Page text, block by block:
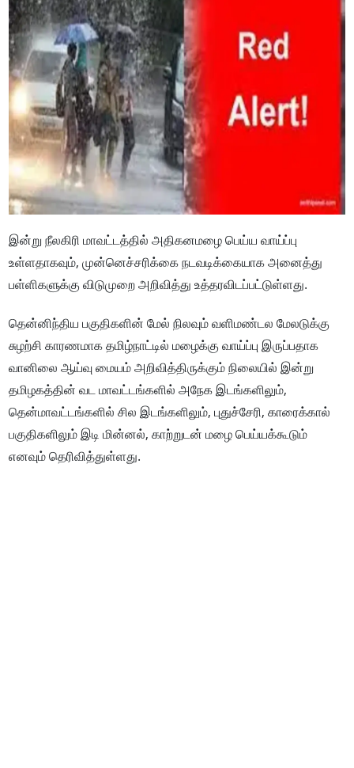
இன்று நீலகிரி மாவட்டத்தில் அதிகனமழை பெய்ய வாய்ப்பு
உள்ளதாகவும், முன்னெச்சரிக்கை நடவடிக்கையாக அனைத்து
பள்ளிகளுக்கு விடுமுறை அறிவித்து உத்தரவிடப்பட்டுள்ளது.
தென்னிந்திய பகுதிகளின் மேல் நிலவும் வளிமண்டல மேலடுக்கு
சுழற்சி காரணமாக தமிழ்நாட்டில் மழைக்கு வாய்ப்பு இருப்பதாக
வானிலை ஆய்வு மையம் அறிவித்திருக்கும் நிலையில் இன்று
தமிழகத்தின் வட மாவட்டங்களில் அநேக இடங்களிலும்,
தென்மாவட்டங்களில் சில இடங்களிலும், புதுச்சேரி, காரைக்கால்
பகுதிகளிலும் இடி மின்னல், காற்றுடன் மழை பெய்யக்கூடும்
எனவும் தெரிவித்துள்ளது.